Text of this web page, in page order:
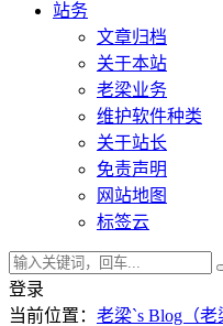
站务
文章归档
关于本站
老梁业务
维护软件种类
关于站长
免责声明
网站地图
标签云
登录
当前位置： 老梁`s Blog（老